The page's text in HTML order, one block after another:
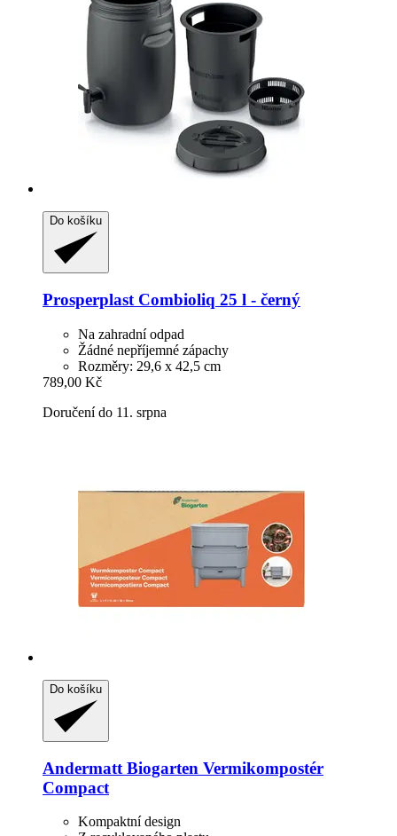
Do košíku
Prosperplast Combioliq 25 l -​ černý
Na zahradní odpad
Žádné nepříjemné zápachy
Rozměry: 29,6 x 42,5 cm
789,00 Kč
Doručení do 11. srpna
Do košíku
Andermatt Biogarten Vermikompostér
Compact
Kompaktní design